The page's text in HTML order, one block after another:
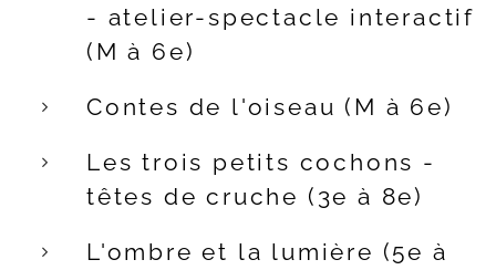
- atelier-spectacle interactif
(M à 6e)
Contes de l'oiseau (M à 6e)
Les trois petits cochons -
têtes de cruche (3e à 8e)
L'ombre et la lumière (5e à